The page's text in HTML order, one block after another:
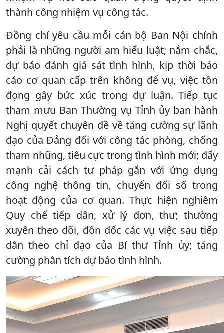
thành công nhiệm vụ công tác.
Đồng chí yêu cầu mỗi cán bộ Ban Nội chính
phải là những người am hiểu luật; nắm chắc,
dự báo đánh giá sát tình hình, kịp thời báo
cáo cơ quan cấp trên không để vụ, việc tồn
đọng gây bức xúc trong dự luận. Tiếp tục
tham mưu Ban Thường vụ Tỉnh ủy ban hành
Nghị quyết chuyên đề về tăng cường sự lãnh
đạo của Đảng đối với công tác phòng, chống
tham nhũng, tiêu cực trong tình hình mới; đẩy
mạnh cải cách tư pháp gắn với ứng dụng
công nghệ thông tin, chuyển đổi số trong
hoạt động của cơ quan. Thực hiện nghiêm
Quy chế tiếp dân, xử lý đơn, thư; thường
xuyên theo dõi, đôn đốc các vụ việc sau tiếp
dân theo chỉ đạo của Bí thư Tỉnh ủy; tăng
cường phân tích dự báo tình hình.